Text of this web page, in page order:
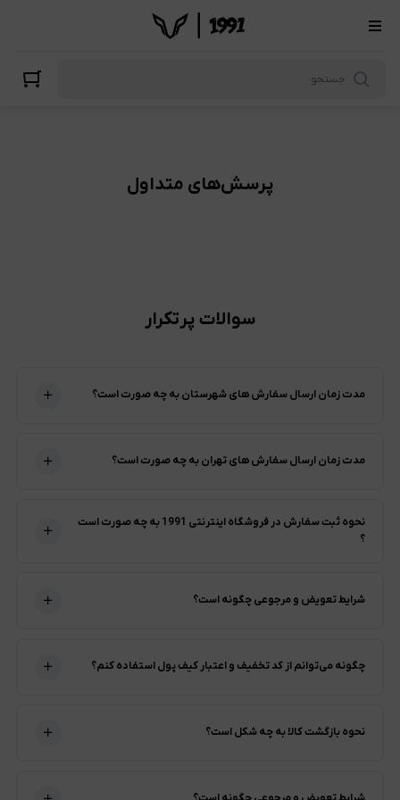
پرسش‌های متداول
سوالات پرتکرار
مدت زمان ارسال سفارش های شهرستان به چه صورت است؟
مدت زمان ارسال سفارش های تهران به چه صورت است؟
نحوه ثبت سفارش در فروشگاه اینترنتی 1991 به چه صورت است
؟
شرایط تعویض و مرجوعی چگونه است؟
چگونه می‌توانم از کد تخفیف و اعتبار کیف پول استفاده کنم؟
نحوه بازگشت کالا به چه شکل است؟